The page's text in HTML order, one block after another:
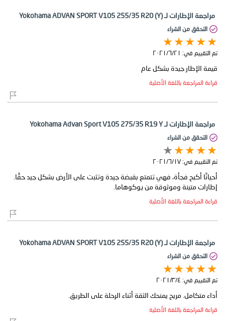
مراجعة الإطارات لـ Yokohama ADVAN SPORT V105 255/35 R20 (Y)
التحقق من الشراء
تم التقييم في: ٢١‏/٦‏/٢٠٢١
قيمة الإطار جيدة بشكل عام
قراءة المراجعة باللغة الأصلية
مراجعة الإطارات لـ Yokohama Advan Sport V105 275/35 R19 Y
التحقق من الشراء
تم التقييم في: ١٧‏/٦‏/٢٠٢١
أحيانًا أكبح فجأة، فهي تتمتع بقبضة جيدة وتثبت على الأرض بشكل جيد حقًا.
إطارات متينة وموثوقة من يوكوهاما.
قراءة المراجعة باللغة الأصلية
مراجعة الإطارات لـ Yokohama ADVAN SPORT V105 255/35 R20 (Y)
التحقق من الشراء
تم التقييم في: ٤‏/٣‏/٢٠٢١
أداء متكامل. مريح يمنحك الثقة أثناء الرحلة على الطريق.
قراءة المراجعة باللغة الأصلية